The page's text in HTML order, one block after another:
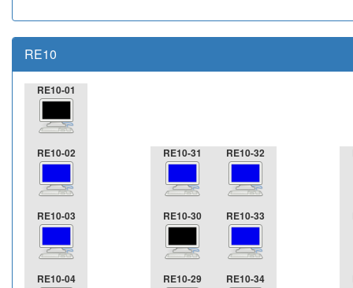
RE10
RE10-01
RE10-02 RE10-31 RE10-32
RE10-03 RE10-30 RE10-33
RE10-04 RE10-29 RE10-34